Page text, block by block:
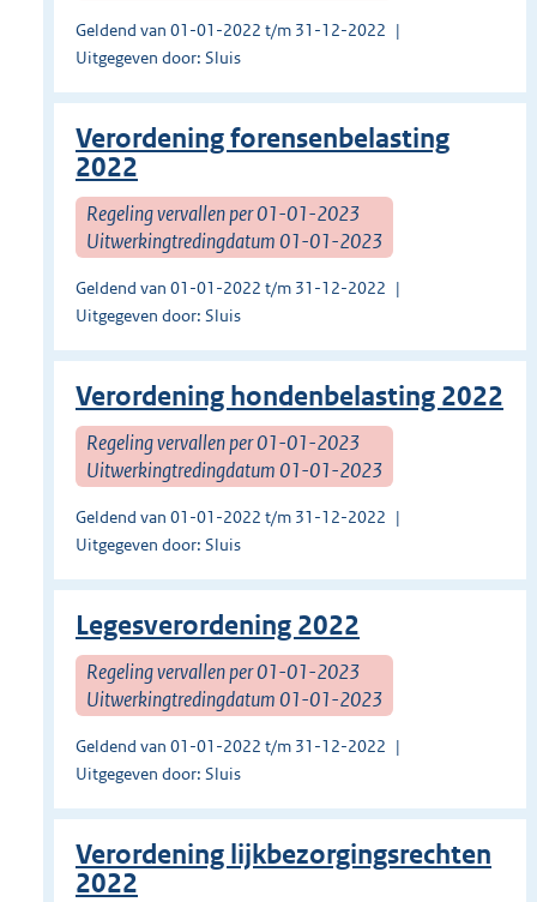
Geldend van 01-01-2022 t/m 31-12-2022
Uitgegeven door: Sluis
Verordening forensenbelasting
2022
Regeling vervallen per 01-01-2023
Uitwerkingtredingdatum 01-01-2023
Geldend van 01-01-2022 t/m 31-12-2022
Uitgegeven door: Sluis
Verordening hondenbelasting 2022
Regeling vervallen per 01-01-2023
Uitwerkingtredingdatum 01-01-2023
Geldend van 01-01-2022 t/m 31-12-2022
Uitgegeven door: Sluis
Legesverordening 2022
Regeling vervallen per 01-01-2023
Uitwerkingtredingdatum 01-01-2023
Geldend van 01-01-2022 t/m 31-12-2022
Uitgegeven door: Sluis
Verordening lijkbezorgingsrechten
2022